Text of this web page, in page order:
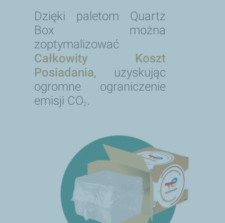
Dzięki paletom Quartz
Box można
zoptymalizować
Całkowity Koszt
Posiadania, uzyskując
ogromne ograniczenie
emisji CO2 .